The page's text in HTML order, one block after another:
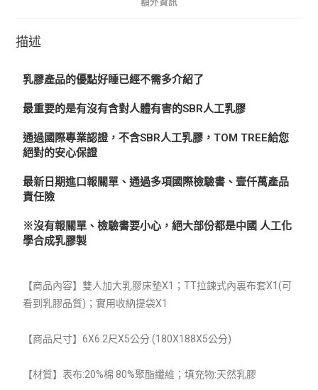
額外資訊
描述
乳膠產品的優點好睡已經不需多介紹了
最重要的是有沒有含對人體有害的SBR人工乳膠
通過國際專業認證，不含SBR人工乳膠，TOM TREE給您
絕對的安心保證
最新日期進口報關單、通過多項國際檢驗書、壹仟萬產品
責任險
※沒有報關單、檢驗書要小心，絕大部份都是中國 人工化
學合成乳膠製
【商品內容】雙人加大乳膠床墊X1；TT拉鍊式內裏布套X1(可
看到乳膠品質)；實用收納提袋X1
【商品尺寸】6X6.2尺X5公分(180X188X5公分)
【材質】表布:20%棉 80%聚酯纖維；填充物:天然乳膠